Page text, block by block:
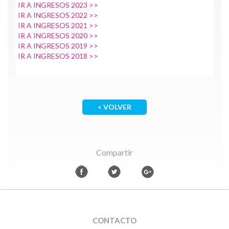
IR A INGRESOS 2023 >>
IR A INGRESOS 2022 >>
IR A INGRESOS 2021 >>
IR A INGRESOS 2020 >>
IR A INGRESOS 2019 >>
IR A INGRESOS 2018 >>
< VOLVER
Compartir
CONTACTO